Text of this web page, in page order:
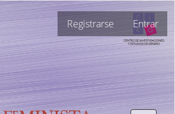
Registrarse Entrar